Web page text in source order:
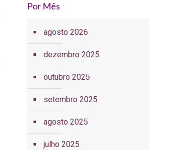
Por Mês
agosto 2026
dezembro 2025
outubro 2025
setembro 2025
agosto 2025
julho 2025